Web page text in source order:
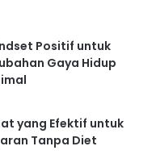
Positif untuk
Gaya Hidup
yang Efektif untuk
Tanpa Diet